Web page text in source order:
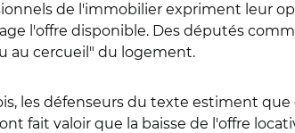
de l'immobilier expriment leur
l'offre disponible. Des députés
au cercueil" du logement.
les défenseurs du texte estiment
ont fait valoir que la baisse de l'offre